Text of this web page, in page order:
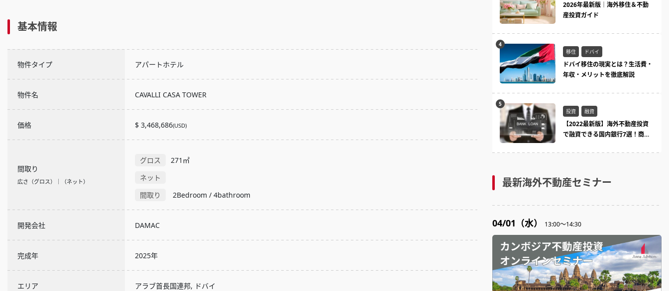
基本情報
物件タイプ アパートホテル
物件名 CAVALLI CASA TOWER
価格 $ 3,468,686(USD)
間取り
広さ（グロス）｜（ネット）
グロス
271㎡
ネット
間取り
2Bedroom / 4bathroom
開発会社 DAMAC
完成年 2025年
エリア アラブ首長国連邦, ドバイ
2026年最新版｜海外移住＆不動
産投資ガイド
移住 ドバイ
ドバイ移住の現実とは？生活費・
年収・メリットを徹底解説
投資 融資
【2022最新版】海外不動産投資
で融資できる国内銀行7選！商品
最新海外不動産セミナー
04/01（水） 13:00～14:30